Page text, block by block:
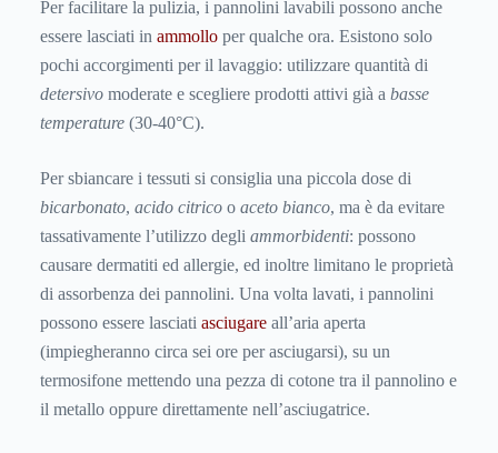
Per facilitare la pulizia, i pannolini lavabili possono anche
essere lasciati in ammollo per qualche ora. Esistono solo
pochi accorgimenti per il lavaggio: utilizzare quantità di
detersivo moderate e scegliere prodotti attivi già a basse
temperature (30-40°C).
Per sbiancare i tessuti si consiglia una piccola dose di
bicarbonato, acido citrico o aceto bianco, ma è da evitare
tassativamente l’utilizzo degli ammorbidenti: possono
causare dermatiti ed allergie, ed inoltre limitano le proprietà
di assorbenza dei pannolini. Una volta lavati, i pannolini
possono essere lasciati asciugare all’aria aperta
(impiegheranno circa sei ore per asciugarsi), su un
termosifone mettendo una pezza di cotone tra il pannolino e
il metallo oppure direttamente nell’asciugatrice.